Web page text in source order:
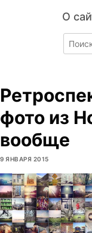
О
Search
for:
фото из
вообще
9 ЯНВАРЯ 2015